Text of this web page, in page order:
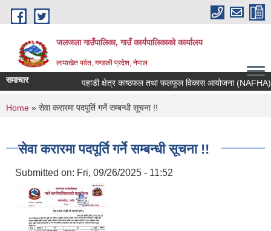
Skip to main content
जलजला गाउँपालिका, गाउँ कार्यपालिकाको कार्यालय
लामाखेत पर्वत, गण्डकी प्रदेश, नेपाल
समाचार पहाडी क्षेत्र काष्ठफल तथा फलफूल विकास आयोजना (NAFHA)
You are here
Home » सेवा करारमा पदपूर्ति गर्ने सम्बन्धी सूचना !!
सेवा करारमा पदपूर्ति गर्ने सम्बन्धी सूचना !!
Submitted on: Fri, 09/26/2025 - 11:52